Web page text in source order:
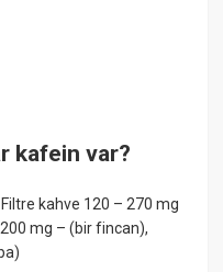
kafein var?
kahve 120 – 270 mg
mg – (bir fincan),